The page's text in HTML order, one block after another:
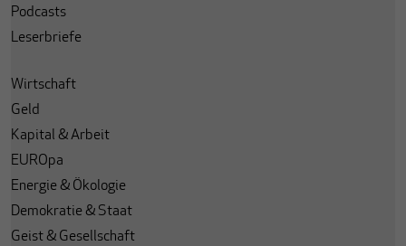
Podcasts
Leserbriefe
Wirtschaft
Geld
Kapital & Arbeit
EUROpa
Energie & Ökologie
Demokratie & Staat
Geist & Gesellschaft